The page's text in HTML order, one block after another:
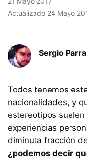
Actualizado 24 Mayo
Sergio Parra
Todos tenemos
nacionalidades, y
estereotipos
experiencias
diminuta fracción
¿podemos decir